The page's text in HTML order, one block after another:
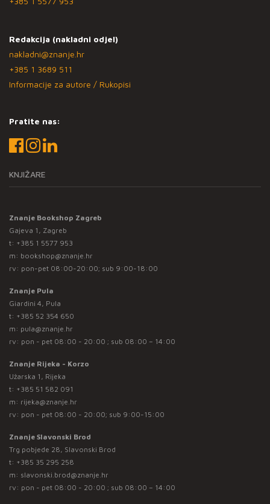
Redakcija (nakladni odjel)
nakladni@znanje.hr
+385 1 3689 511
Informacije za autore / Rukopisi
Pratite nas:
KNJIŽARE
Znanje Bookshop Zagreb
Gajeva 1, Zagreb
t: +385 1 5577 953
m: bookshop@znanje.hr
rv: pon-pet 08:00-20:00; sub 9:00-18:00
Znanje Pula
Giardini 4, Pula
t: +385 52 354 650
m: pula@znanje.hr
rv: pon - pet 08:00 - 20:00 ; sub 08:00 – 14:00
Znanje Rijeka - Korzo
Užarska 1, Rijeka
t: +385 51 582 091
m: rijeka@znanje.hr
rv: pon - pet 08:00 - 20:00; sub 9:00-15:00
Znanje Slavonski Brod
Trg pobjede 28, Slavonski Brod
t: +385 35 295 258
m: slavonski.brod@znanje.hr
rv: pon - pet 08:00 - 20:00 ; sub 08:00 – 14:00